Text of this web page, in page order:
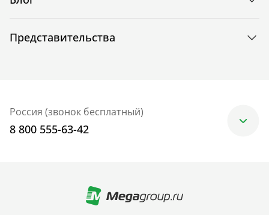
Представительства
Россия (звонок бесплатный)
8 800 555-63-42
+7 (499) 705-30-10